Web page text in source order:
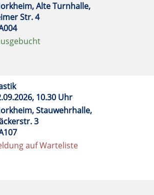
Alte Turnhalle,
Str. 4
10.30 Uhr
Stauwehrhalle,
3
auf Warteliste